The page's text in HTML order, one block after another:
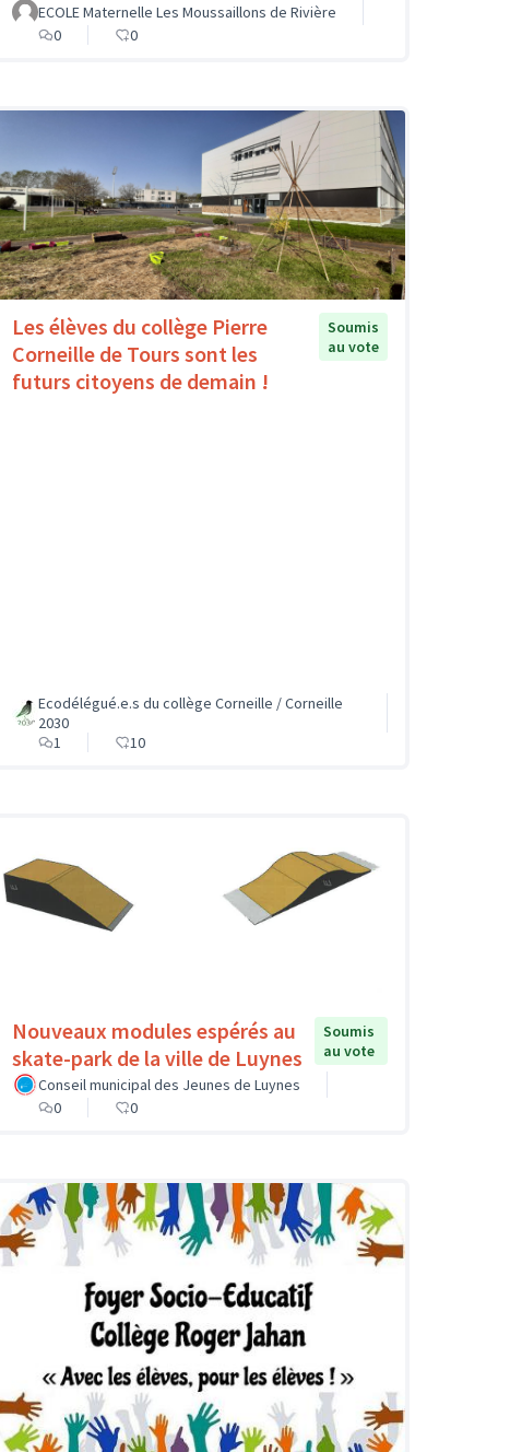
ECOLE Maternelle Les Moussaillons de Rivière
0
0
Les élèves du collège Pierre
Corneille de Tours sont les
futurs citoyens de demain !
Soumis
au vote
Ecodélégué.e.s du collège Corneille / Corneille
2030
1
10
Nouveaux modules espérés au
skate-park de la ville de Luynes
Soumis
au vote
Conseil municipal des Jeunes de Luynes
0
0